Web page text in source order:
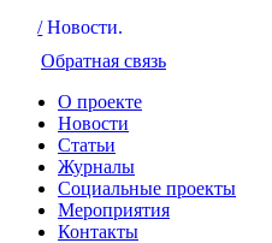
/ Новости.
Обратная связь
О проекте
Новости
Статьи
Журналы
Социальные проекты
Мероприятия
Контакты